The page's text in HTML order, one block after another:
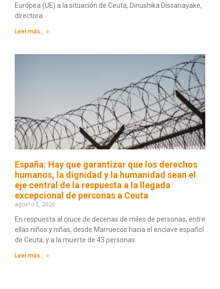
Europea (UE) a la situación de Ceuta, Dinushika Dissanayake,
directora
Leer más... »
España: Hay que garantizar que los derechos
humanos, la dignidad y la humanidad sean el
eje central de la respuesta a la llegada
excepcional de personas a Ceuta
agosto 3, 2026
En respuesta al cruce de decenas de miles de personas, entre
ellas niños y niñas, desde Marruecos hacia el enclave español
de Ceuta, y a la muerte de 43 personas
Leer más... »